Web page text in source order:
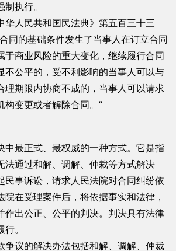
执行。
华人民共和国民法典》第五百三十三
同的基础条件发生了当事人在订立合同
于商业风险的重大变化，继续履行合同
不公平的，受不利影响的当事人可以与
理期限内协商不成的，当事人可以请求
构变更或者解除合同。”
中最正式、最权威的一种方式。它是指
法通过和解、调解、仲裁等方式解决
民事诉讼，请求人民法院对合同纠纷依
院在受理案件后，将依据事实和法律，
作出公正、公平的判决。判决具有法律
。
争议的解决办法包括和解、调解、仲裁